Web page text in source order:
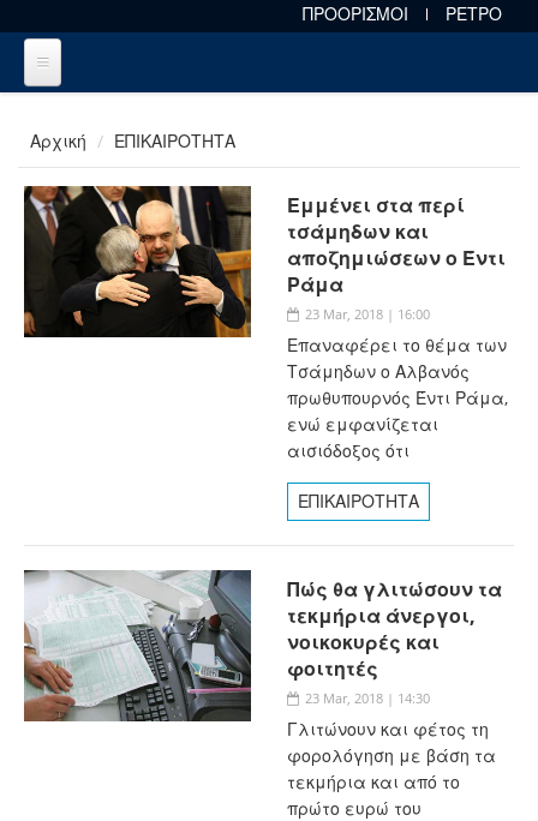
ΠΡΟΟΡΙΣΜΟΙ ΡΕΤΡΟ
Αρχική ΕΠΙΚΑΙΡΟΤΗΤΑ
Εμμένει στα περί
τσάμηδων και
αποζημιώσεων ο Έντι
Ράμα
23 Mar, 2018 | 16:00
Επαναφέρει το θέμα των
Τσάμηδων ο Αλβανός
πρωθυπουρνός Έντι Ράμα,
ενώ εμφανίζεται
αισιόδοξος ότι
ΕΠΙΚΑΙΡΟΤΗΤΑ
Πώς θα γλιτώσουν τα
τεκμήρια άνεργοι,
νοικοκυρές και
φοιτητές
23 Mar, 2018 | 14:30
Γλιτώνουν και φέτος τη
φορολόγηση με βάση τα
τεκμήρια και από το
πρώτο ευρώ του